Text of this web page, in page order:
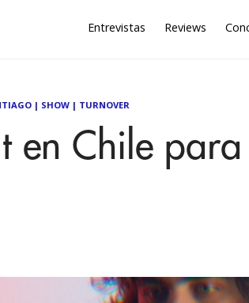
Entrevistas Reviews
| SHOW | TURNOVER
en Chile para